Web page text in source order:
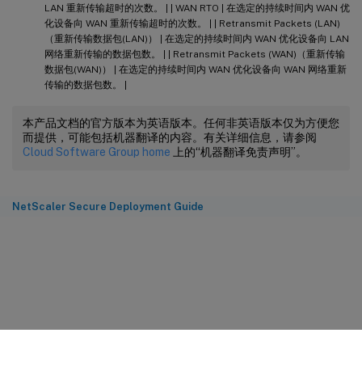
LAN 重新传输超时的次数。 | | WAN RTO | 在选定的持续时间内 WAN 优
化设备向 WAN 重新传输超时的次数。 | | Retransmit Packets (LAN)
（重新传输数据包(LAN)） | 在选定的持续时间内 WAN 优化设备向 LAN
网络重新传输的数据包数。 | | Retransmit Packets (WAN)（重新传输
数据包(WAN)） | 在选定的持续时间内 WAN 优化设备向 WAN 网络重新
传输的数据包数。 |
本产品文档的官方版本为英语版本。任何非英语版本仅为方便您
而提供，可能包括机器翻译的内容。有关详细信息，请参阅
Cloud Software Group home 上的“机器翻译免责声明”。
NetScaler Secure Deployment Guide